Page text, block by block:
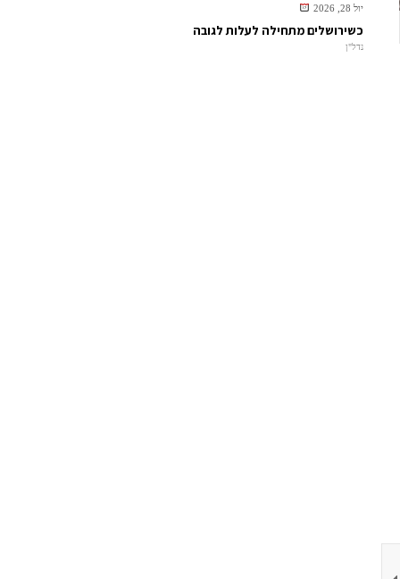
יול 28, 2026
כשירושלים מתחילה לעלות לגובה
נדל"ן